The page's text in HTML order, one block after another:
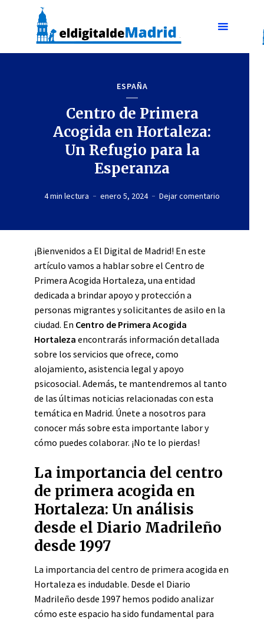
ESPAÑA
Centro de Primera
Acogida en Hortaleza:
Un Refugio para la
Esperanza
4 min lectura enero 5, 2024 Dejar comentario
¡Bienvenidos a El Digital de Madrid! En este
artículo vamos a hablar sobre el Centro de
Primera Acogida Hortaleza, una entidad
dedicada a brindar apoyo y protección a
personas migrantes y solicitantes de asilo en la
ciudad. En Centro de Primera Acogida
Hortaleza encontrarás información detallada
sobre los servicios que ofrece, como
alojamiento, asistencia legal y apoyo
psicosocial. Además, te mantendremos al tanto
de las últimas noticias relacionadas con esta
temática en Madrid. Únete a nosotros para
conocer más sobre esta importante labor y
cómo puedes colaborar. ¡No te lo pierdas!
La importancia del centro
de primera acogida en
Hortaleza: Un análisis
desde el Diario Madrileño
desde 1997
La importancia del centro de primera acogida en
Hortaleza es indudable. Desde el Diario
Madrileño desde 1997 hemos podido analizar
cómo este espacio ha sido fundamental para